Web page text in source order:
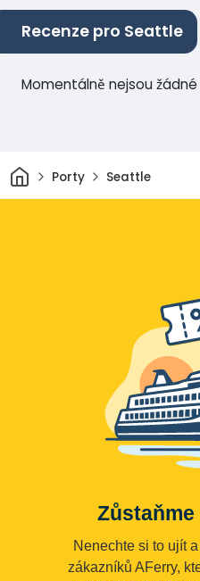
Recenze pro Seattle
Momentálně nejsou
Domov
Porty Seattle
Nenechte si to ujít
zákazníků AFerry,